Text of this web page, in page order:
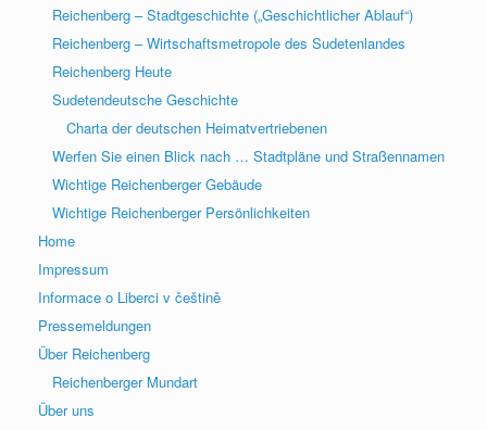
Reichenberg – Stadtgeschichte („Geschichtlicher Ablauf“)
Reichenberg – Wirtschaftsmetropole des Sudetenlandes
Reichenberg Heute
Sudetendeutsche Geschichte
Charta der deutschen Heimatvertriebenen
Werfen Sie einen Blick nach … Stadtpläne und Straßennamen
Wichtige Reichenberger Gebäude
Wichtige Reichenberger Persönlichkeiten
Home
Impressum
Informace o Liberci v češtině
Pressemeldungen
Über Reichenberg
Reichenberger Mundart
Über uns